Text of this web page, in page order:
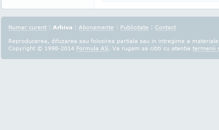
Numar curent | Arhiva | Abonamente | Publicitate | Contact
Reproducerea, difuzarea sau folosirea partiala sau in intregime a
Copyright © 1998-2014 Formula AS. Va rugam sa cititi cu atentie termenii